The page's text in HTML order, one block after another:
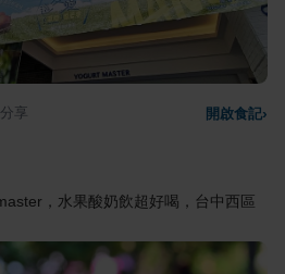
分享 開啟食記›
，水果酸奶飲超好喝，台中西區